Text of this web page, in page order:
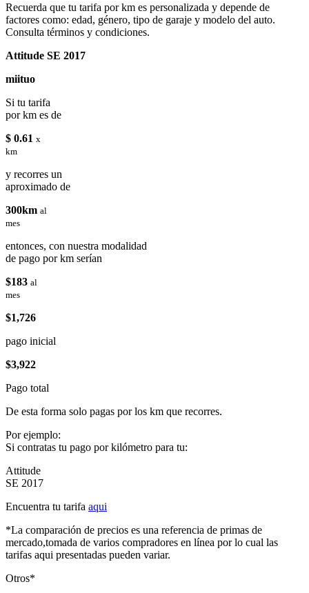
Recuerda que tu tarifa por km es personalizada y depende de
factores como: edad, género, tipo de garaje y modelo del auto.
Consulta términos y condiciones.
Attitude SE 2017
miituo
Si tu tarifa
por km es de
$ 0.61 x
km
y recorres un
aproximado de
300km al
mes
entonces, con nuestra modalidad
de pago por km serían
$183 al
mes
$1,726
pago inicial
$3,922
Pago total
De esta forma solo pagas por los km que recorres.
Por ejemplo:
Si contratas tu pago por kilómetro para tu:
Attitude
SE 2017
Encuentra tu tarifa aqui
*La comparación de precios es una referencia de primas de
mercado,tomada de varios compradores en línea por lo cual las
tarifas aqui presentadas pueden variar.
Otros*